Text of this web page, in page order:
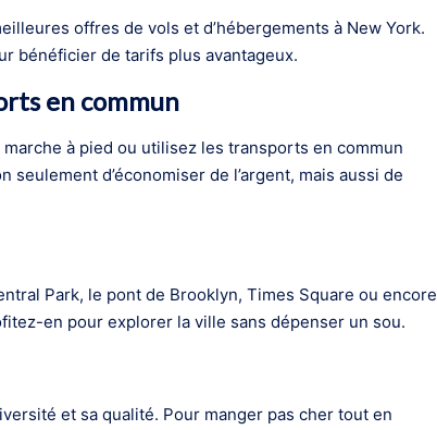
offres de vols et d’hébergements à New York.
bénéficier de tarifs plus avantageux.
en commun
à pied ou utilisez les transports en commun
d’économiser de l’argent, mais aussi de
Park, le pont de Brooklyn, Times Square ou encore
en pour explorer la ville sans dépenser un sou.
et sa qualité. Pour manger pas cher tout en